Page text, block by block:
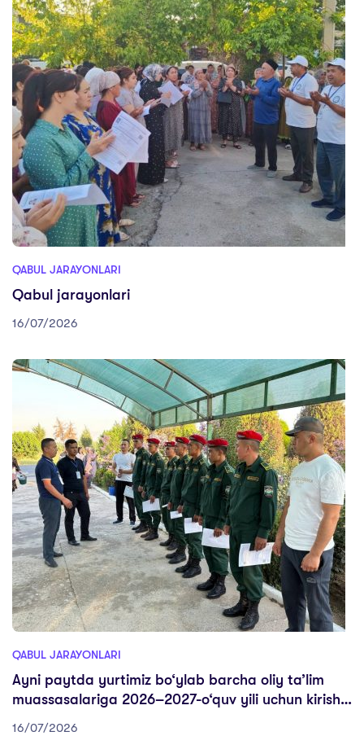
QABUL JARAYONLARI
Qabul jarayonlari
16/07/2026
QABUL JARAYONLARI
Ayni paytda yurtimiz bo‘ylab barcha oliy ta’lim
muassasalariga 2026–2027-o‘quv yili uchun kirish
test sinovlari bo‘lib o‘tmoqda.
16/07/2026